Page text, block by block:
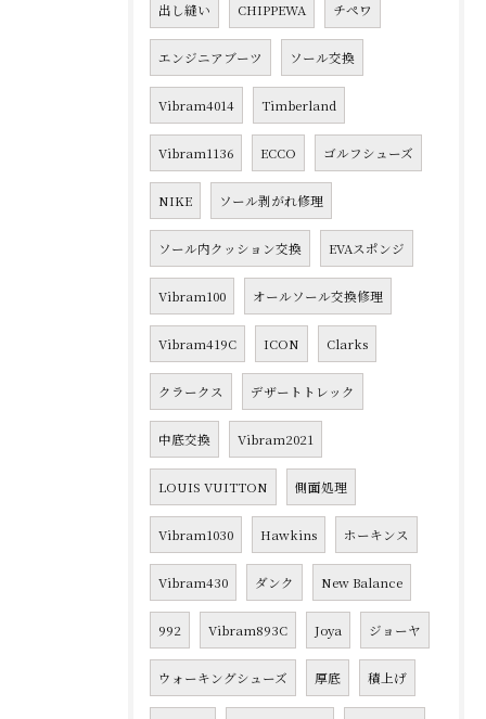
出し縫い CHIPPEWA チペワ
エンジニアブーツ ソール交換
Vibram4014 Timberland
Vibram1136 ECCO ゴルフシューズ
NIKE ソール剥がれ修理
ソール内クッション交換 EVAスポンジ
Vibram100 オールソール交換修理
Vibram419C ICON Clarks
クラークス デザートトレック
中底交換 Vibram2021
LOUIS VUITTON 側面処理
Vibram1030 Hawkins ホーキンス
Vibram430 ダンク New Balance
992 Vibram893C Joya ジョーヤ
ウォーキングシューズ 厚底 積上げ